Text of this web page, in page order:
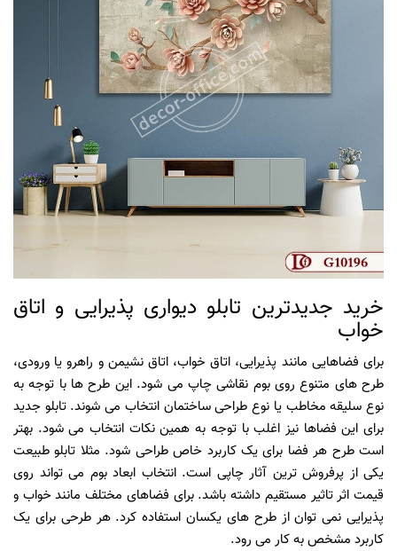
خرید جدیدترین تابلو دیواری پذیرایی و اتاق
خواب
برای فضاهایی مانند پذیرایی، اتاق خواب، اتاق نشیمن و راهرو یا ورودی،
طرح های متنوع روی بوم نقاشی چاپ می شود. این طرح ها با توجه به
نوع سلیقه مخاطب یا نوع طراحی ساختمان انتخاب می شوند. تابلو جدید
برای این فضاها نیز اغلب با توجه به همین نکات انتخاب می شود. بهتر
است طرح هر فضا برای یک کاربرد خاص طراحی شود. مثلا تابلو طبیعت
یکی از پرفروش ترین آثار چاپی است. انتخاب ابعاد بوم می تواند روی
قیمت اثر تاثیر مستقیم داشته باشد. برای فضاهای مختلف مانند خواب و
پذیرایی نمی توان از طرح های یکسان استفاده کرد. هر طرحی برای یک
کاربرد مشخص به کار می رود.